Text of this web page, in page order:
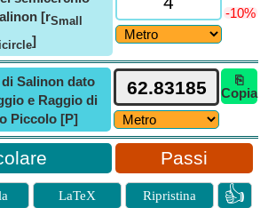
[rSmall
]
-10%
Salinon dato
e Raggio di
Piccolo [P]
⎘
Copia
Passi
LaTeX Ripristina 👍